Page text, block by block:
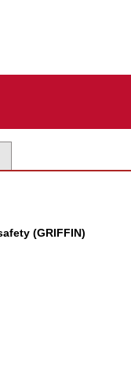
(GRIFFIN)